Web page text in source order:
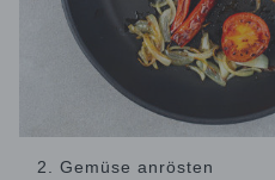
2. Gemüse anrösten